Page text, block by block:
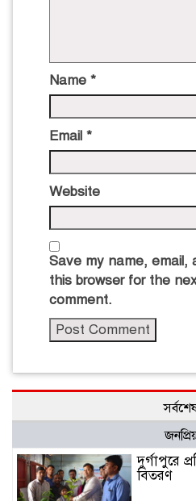
Name *
Email *
Website
Save my name, email,
this browser for the
comment.
দুর্গাপুরে
বিতরণ